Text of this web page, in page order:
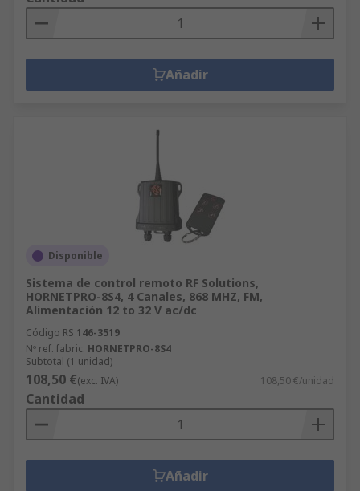
Añadir
Disponible
Sistema de control remoto RF Solutions,
HORNETPRO-8S4, 4 Canales, 868 MHZ, FM,
Alimentación 12 to 32 V ac/dc
Código RS 146-3519
Nº ref. fabric. HORNETPRO-8S4
Subtotal (1 unidad)
108,50 €(exc. IVA) 108,50 €/unidad
Cantidad
Añadir